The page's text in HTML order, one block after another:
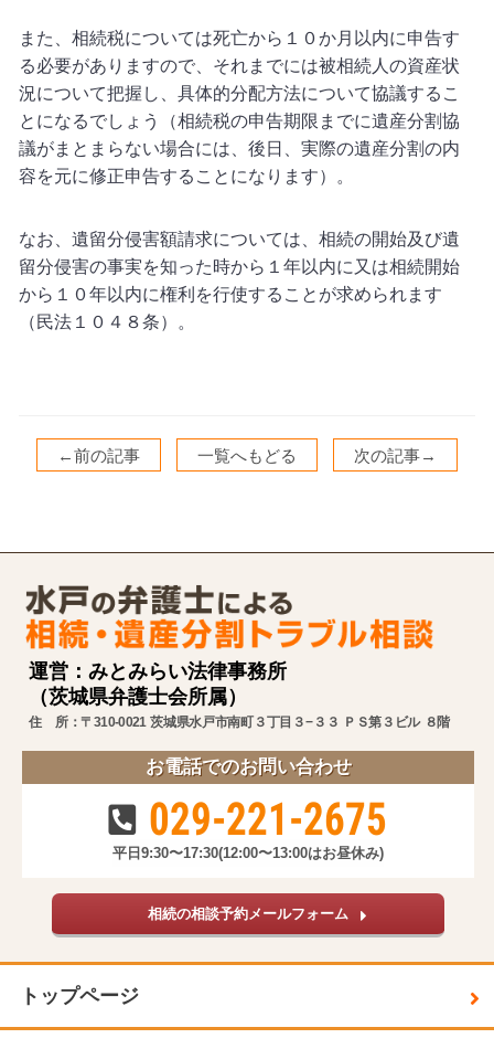
また、相続税については死亡から１０か月以内に申告す
る必要がありますので、それまでには被相続人の資産状
況について把握し、具体的分配方法について協議するこ
とになるでしょう（相続税の申告期限までに遺産分割協
議がまとまらない場合には、後日、実際の遺産分割の内
容を元に修正申告することになります）。
なお、遺留分侵害額請求については、相続の開始及び遺
留分侵害の事実を知った時から１年以内に又は相続開始
から１０年以内に権利を行使することが求められます
（民法１０４８条）。
←前の記事 一覧へもどる 次の記事→
運営：みとみらい法律事務所
（茨城県弁護士会所属）
住 所：〒310-0021 茨城県水戸市南町３丁目３−３３ ＰＳ第３ビル ８階
お電話でのお問い合わせ
029-221-2675
平日9:30〜17:30(12:00〜13:00はお昼休み)
相続の相談予約メールフォーム
トップページ